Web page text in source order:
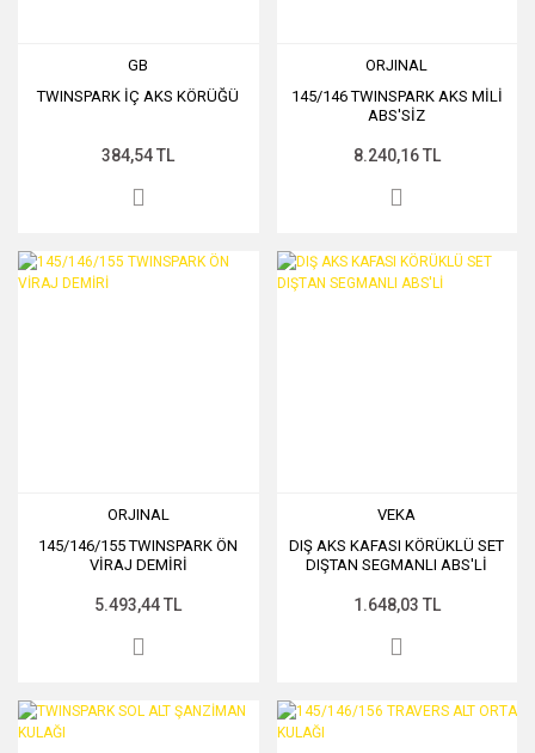
GB
TWINSPARK İÇ AKS KÖRÜĞÜ
384,54 TL
ORJINAL
145/146 TWINSPARK AKS MİLİ
ABS'SİZ
8.240,16 TL
ORJINAL
145/146/155 TWINSPARK ÖN
VİRAJ DEMİRİ
5.493,44 TL
VEKA
DIŞ AKS KAFASI KÖRÜKLÜ SET
DIŞTAN SEGMANLI ABS'Lİ
1.648,03 TL